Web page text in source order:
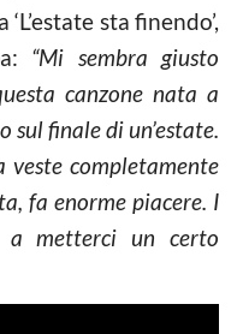
sta finendo’,
“Mi sembra giusto
canzone nata a
finale di un’estate.
completamente
fa enorme piacere. I
a metterci un certo